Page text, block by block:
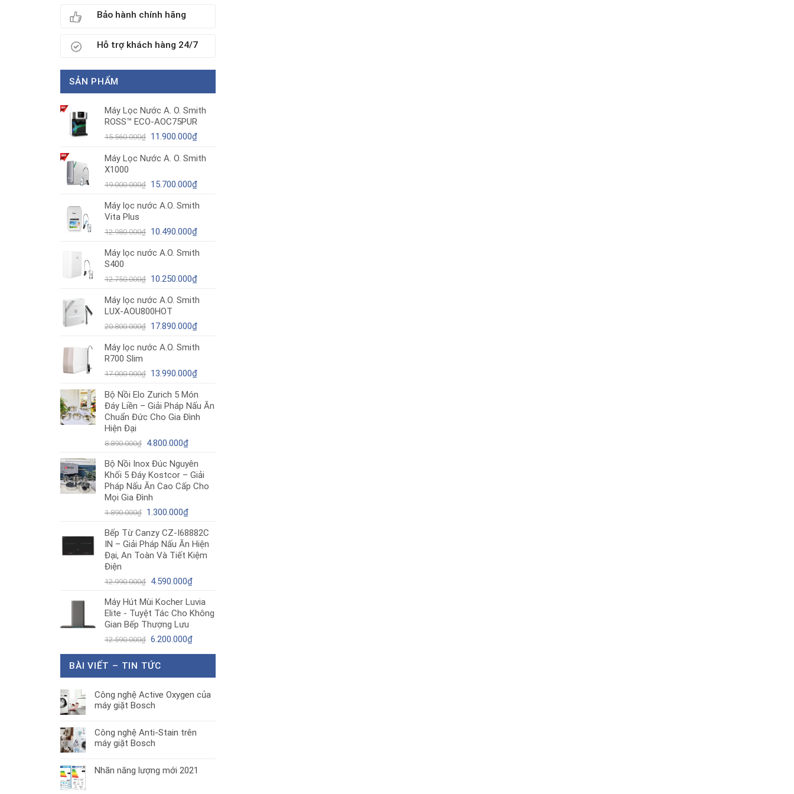
Bảo hành chính hãng
Hỗ trợ khách hàng 24/7
SẢN PHẨM
Máy Lọc Nước A. O. Smith
ROSS™ ECO-AOC75PUR
15.560.000₫ Giá
là:
11.900.000₫Giá
tại
11.900.000₫.
Máy Lọc Nước A. O. Smith
X1000
19.000.000₫ Giá
là:
15.700.000₫Giá
tại
15.700.000₫.
Máy lọc nước A.O. Smith
Vita Plus
12.980.000₫ Giá
là:
10.490.000₫Giá
tại
10.490.000₫.
Máy lọc nước A.O. Smith
S400
12.750.000₫ Giá
là:
12.750.000₫.
10.250.000₫Giá
tại
10.250.000₫.
Máy lọc nước A.O. Smith
LUX-AOU800HOT
20.800.000₫ Giá
là:
17.890.000₫Giá
tại
17.890.000₫.
Máy lọc nước A.O. Smith
R700 Slim
17.000.000₫ Giá
là:
17.000.000₫.
13.990.000₫Giá
tại
là:
13.990.000₫.
Bộ Nồi Elo Zurich 5 Món
Đáy Liền – Giải Pháp Nấu Ăn
Chuẩn Đức Cho Gia Đình
Hiện Đại
8.890.000₫ Giá
là:
8.890.000₫.
4.800.000₫Giá
tại
là:
4.800.000₫.
Bộ Nồi Inox Đúc Nguyên
Khối 5 Đáy Kostcor – Giải
Pháp Nấu Ăn Cao Cấp Cho
Mọi Gia Đình
1.890.000₫ Giá
là:
1.890.000₫.
1.300.000₫Giá
tại
là:
1.300.000₫.
Bếp Từ Canzy CZ-I68882C
IN – Giải Pháp Nấu Ăn Hiện
Đại, An Toàn Và Tiết Kiệm
Điện
12.990.000₫ Giá
là:
12.990.000₫.
4.590.000₫Giá
tại
là:
Máy Hút Mùi Kocher Luvia
Elite - Tuyệt Tác Cho Không
Gian Bếp Thượng Lưu
12.590.000₫ Giá
là:
6.200.000₫Giá
BÀI VIẾT – TIN TỨC
Công nghệ Active Oxygen của
máy giặt Bosch
Công nghệ Anti-Stain trên
máy giặt Bosch
Nhãn năng lượng mới 2021